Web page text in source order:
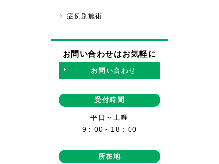
症例別施術
お問い合わせはお気軽に
お問い合わせ
受付時間
平日～土曜
9：00～18：00
所在地